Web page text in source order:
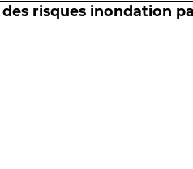
risques inondation